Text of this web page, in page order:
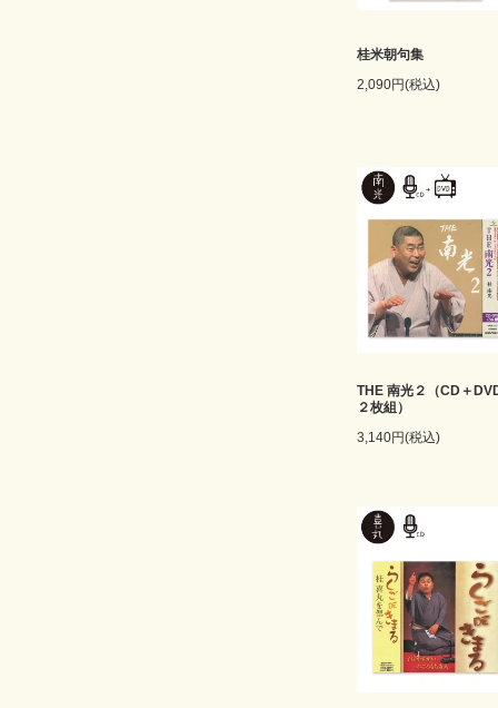
桂米朝句集
2,090円(税込)
THE 南光２（CD＋
２枚組）
3,140円(税込)